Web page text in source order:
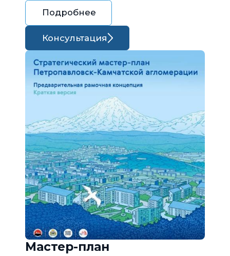
Подробнее
Консультация
Мастер-план